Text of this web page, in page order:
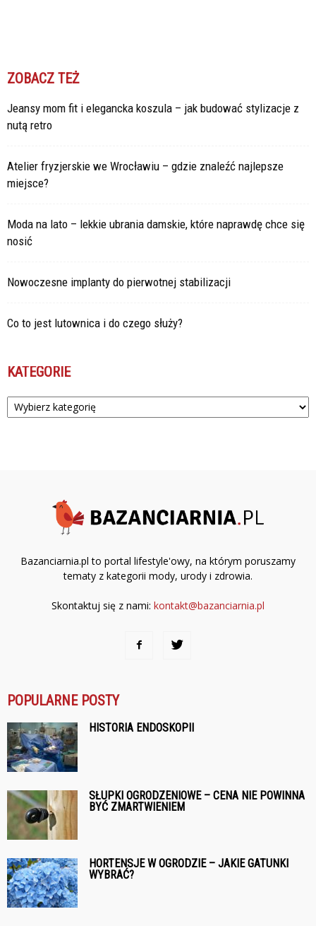
ZOBACZ TEŻ
Jeansy mom fit i elegancka koszula – jak budować stylizacje z
nutą retro
Atelier fryzjerskie we Wrocławiu – gdzie znaleźć najlepsze
miejsce?
Moda na lato – lekkie ubrania damskie, które naprawdę chce się
nosić
Nowoczesne implanty do pierwotnej stabilizacji
Co to jest lutownica i do czego służy?
KATEGORIE
Kategorie
Bazanciarnia.pl to portal lifestyle'owy, na którym poruszamy
tematy z kategorii mody, urody i zdrowia.
Skontaktuj się z nami: kontakt@bazanciarnia.pl
POPULARNE POSTY
HISTORIA ENDOSKOPII
SŁUPKI OGRODZENIOWE – CENA NIE POWINNA
BYĆ ZMARTWIENIEM
HORTENSJE W OGRODZIE – JAKIE GATUNKI
WYBRAĆ?